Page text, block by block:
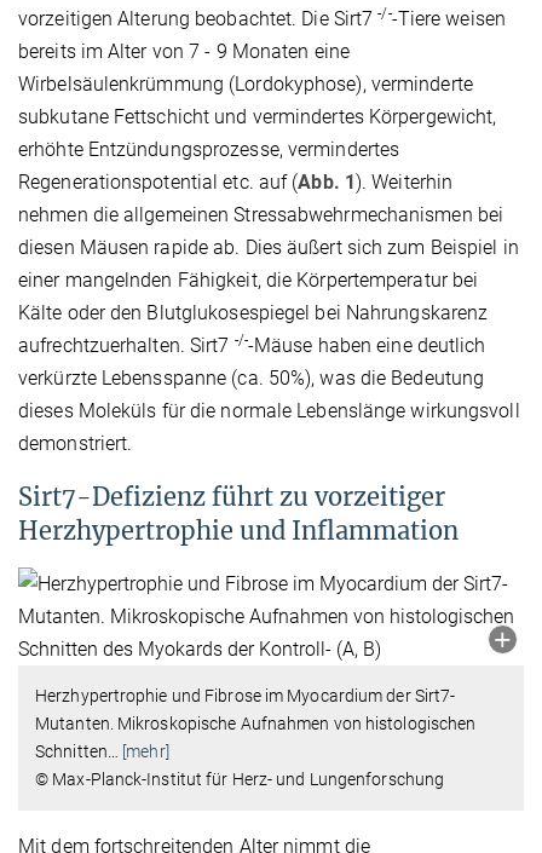
vorzeitigen Alterung beobachtet. Die Sirt7-/--Tiere weisen
bereits im Alter von 7 - 9 Monaten eine
Wirbelsäulenkrümmung (Lordokyphose), verminderte
subkutane Fettschicht und vermindertes Körpergewicht,
erhöhte Entzündungsprozesse, vermindertes
Regenerationspotential etc. auf (Abb. 1). Weiterhin
nehmen die allgemeinen Stressabwehrmechanismen bei
diesen Mäusen rapide ab. Dies äußert sich zum Beispiel in
einer mangelnden Fähigkeit, die Körpertemperatur bei
Kälte oder den Blutglukosespiegel bei Nahrungskarenz
aufrechtzuerhalten. Sirt7 -/--Mäuse haben eine deutlich
verkürzte Lebensspanne (ca. 50%), was die Bedeutung
dieses Moleküls für die normale Lebenslänge wirkungsvoll
demonstriert.
Sirt7-Defizienz führt zu vorzeitiger
Herzhypertrophie und Inflammation
Herzhypertrophie und Fibrose im Myocardium der Sirt7-
Mutanten. Mikroskopische Aufnahmen von histologischen
Schnitten
[mehr]
© Max-Planck-Institut für Herz- und Lungenforschung
Mit dem fortschreitenden Alter nimmt die